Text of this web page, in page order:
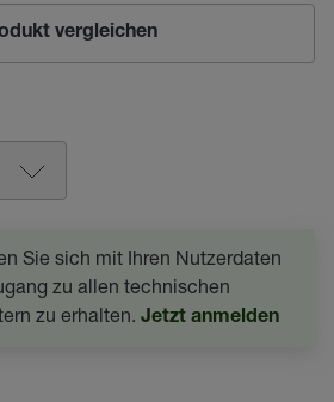
vergleichen
Sie sich mit Ihren Nutzerdaten
zu allen technischen
zu erhalten. Jetzt anmelden